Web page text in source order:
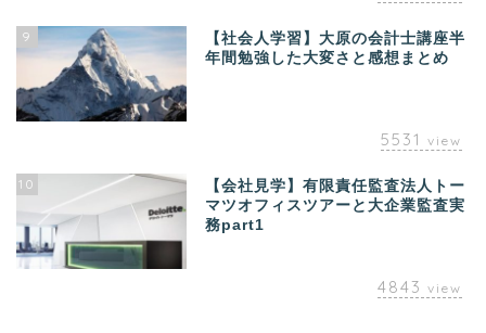
9
【社会人学習】大原の会計士講座半
年間勉強した大変さと感想まとめ
5531 view
10
【会社見学】有限責任監査法人トー
マツオフィスツアーと大企業監査実
務part1
4843 view